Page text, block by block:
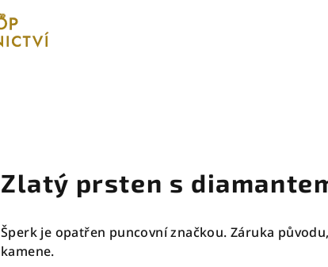
Zlatý prsten s
Šperk je opatřen puncovní značkou. Záruka
kamene.